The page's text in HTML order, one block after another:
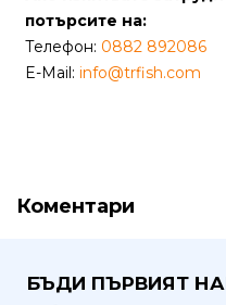
Copyright
©
2026
Маркетинг
от
Weberest
потърсите на:
Телефон: 0882 892086
E-Mail: info@trfish.com
Коментари
БЪДИ ПЪРВИЯТ